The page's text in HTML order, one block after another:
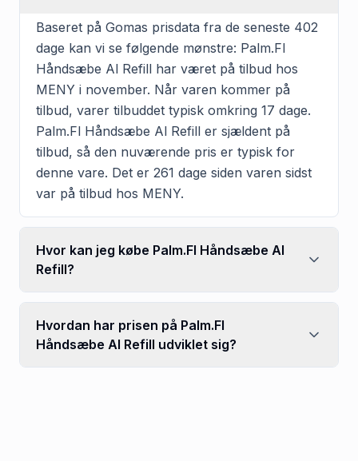
Baseret på Gomas prisdata fra de seneste 402
dage kan vi se følgende mønstre: Palm.Fl
Håndsæbe Al Refill har været på tilbud hos
MENY i november. Når varen kommer på
tilbud, varer tilbuddet typisk omkring 17 dage.
Palm.Fl Håndsæbe Al Refill er sjældent på
tilbud, så den nuværende pris er typisk for
denne vare. Det er 261 dage siden varen sidst
var på tilbud hos MENY.
Hvor kan jeg købe Palm.Fl Håndsæbe Al
Refill?
Hvordan har prisen på Palm.Fl
Håndsæbe Al Refill udviklet sig?